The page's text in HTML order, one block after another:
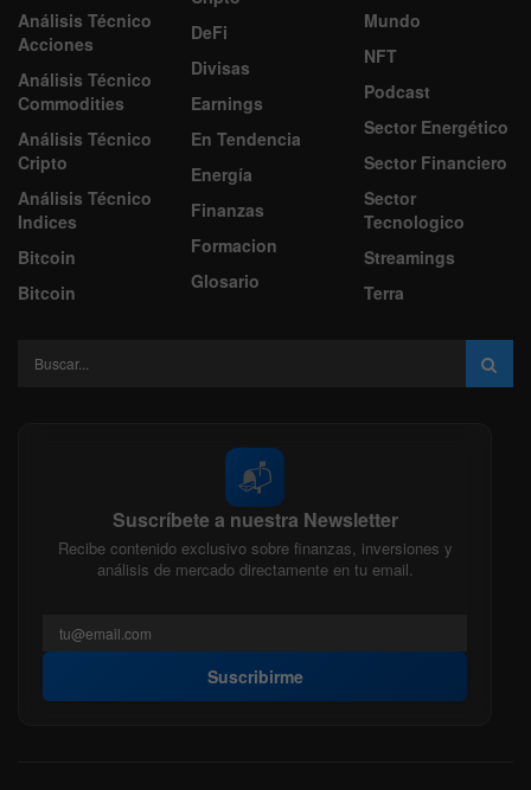
Análisis Técnico
Acciones
Análisis Técnico
Commodities
Análisis Técnico
Cripto
Análisis Técnico
Indices
Bitcoin
Bitcoin
DeFi
Divisas
Earnings
En Tendencia
Energía
Finanzas
Formacion
Glosario
Mundo
NFT
Podcast
Sector Energético
Sector Financiero
Sector
Tecnologico
Streamings
Terra
📬
Suscríbete a nuestra Newsletter
Recibe contenido exclusivo sobre finanzas, inversiones y
análisis de mercado directamente en tu email.
Suscribirme